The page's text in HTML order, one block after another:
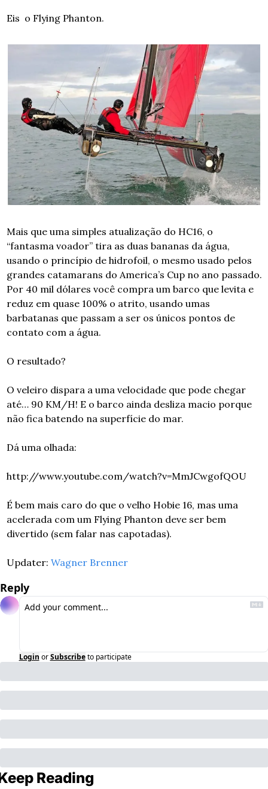
Eis  o Flying Phanton.
Mais que uma simples atualização do HC16, o
“fantasma voador” tira as duas bananas da água,
usando o princípio de hidrofoil, o mesmo usado pelos
grandes catamarans do America’s Cup no ano passado.
Por 40 mil dólares você compra um barco que levita e
reduz em quase 100% o atrito, usando umas
barbatanas que passam a ser os únicos pontos de
contato com a água.
O resultado?
O veleiro dispara a uma velocidade que pode chegar
até… 90 KM/H! E o barco ainda desliza macio porque
não fica batendo na superfície do mar.
Dá uma olhada:
http://www.youtube.com/watch?v=MmJCwgofQOU
É bem mais caro do que o velho Hobie 16, mas uma
acelerada com um Flying Phanton deve ser bem
divertido (sem falar nas capotadas).
Updater: Wagner Brenner
Reply
Login or Subscribe to participate
Reading